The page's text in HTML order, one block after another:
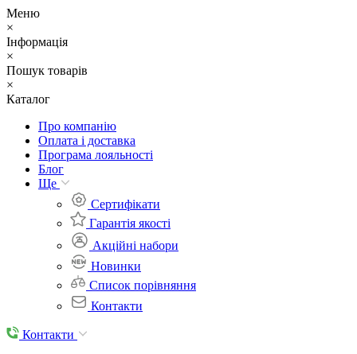
Меню
×
Інформація
×
Пошук товарів
×
Каталог
Про компанію
Оплата і доставка
Програма лояльності
Блог
Ще
Cертифікати
Гарантія якості
Акційні набори
Новинки
Список порівняння
Контакти
Контакти